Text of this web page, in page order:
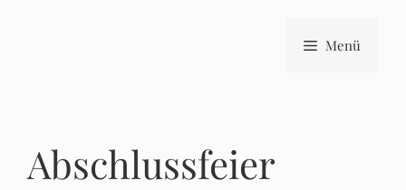
Menü
Abschlussfeier